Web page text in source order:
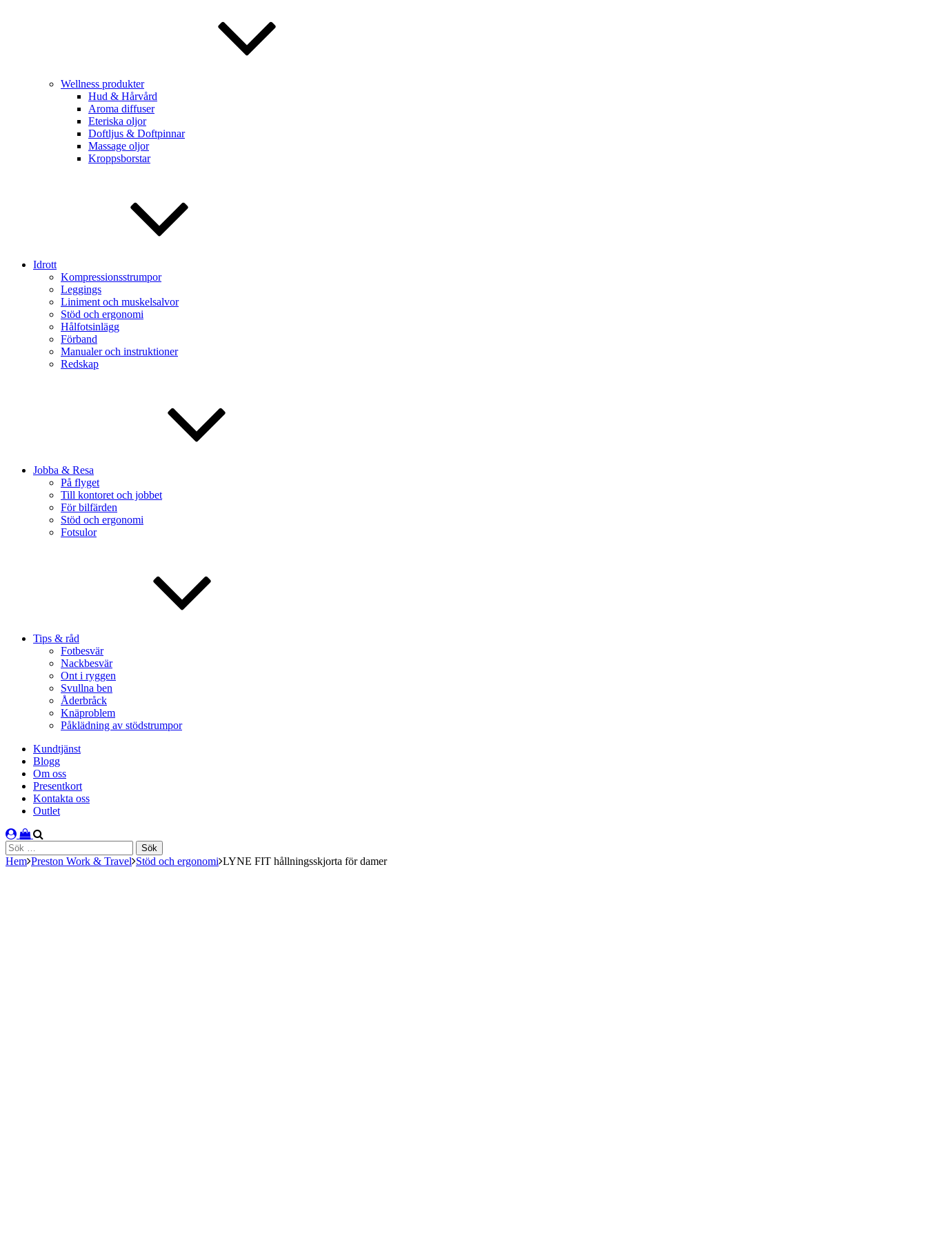
Wellness produkter
Hud & Hårvård
Aroma diffuser
Eteriska oljor
Doftljus & Doftpinnar
Massage oljor
Kroppsborstar
Idrott
Kompressionsstrumpor
Leggings
Liniment och muskelsalvor
Stöd och ergonomi
Hålfotsinlägg
Förband
Manualer och instruktioner
Redskap
Jobba & Resa
På flyget
Till kontoret och jobbet
För bilfärden
Stöd och ergonomi
Fotsulor
Tips & råd
Fotbesvär
Nackbesvär
Ont i ryggen
Svullna ben
Åderbråck
Knäproblem
Påklädning av stödstrumpor
Kundtjänst
Blogg
Om oss
Presentkort
Kontakta oss
Outlet
Sök
efter:
Hem Preston Work & Travel Stöd och ergonomi LYNE FIT hållningsskjorta för damer